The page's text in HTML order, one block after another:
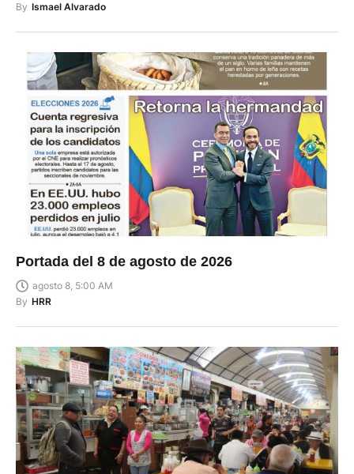
By Ismael Alvarado
Portada del 8 de agosto de 2026
agosto 8, 5:00 AM
By HRR